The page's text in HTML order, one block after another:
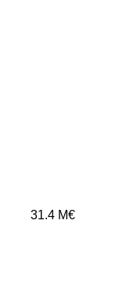
31.4 M€